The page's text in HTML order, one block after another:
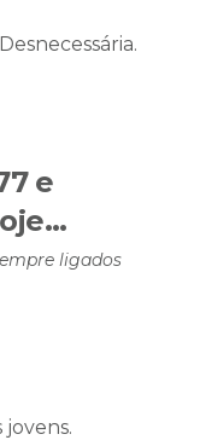
e
ligados
jovens.